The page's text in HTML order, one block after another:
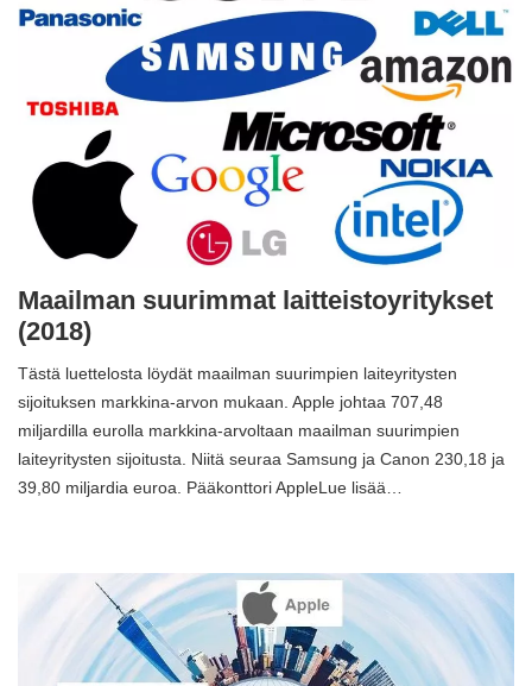
Maailman suurimmat laitteistoyritykset
(2018)
Tästä luettelosta löydät maailman suurimpien laiteyritysten
sijoituksen markkina-arvon mukaan. Apple johtaa 707,48
miljardilla eurolla markkina-arvoltaan maailman suurimpien
laiteyritysten sijoitusta. Niitä seuraa Samsung ja Canon 230,18 ja
39,80 miljardia euroa. Pääkonttori AppleLue lisää…